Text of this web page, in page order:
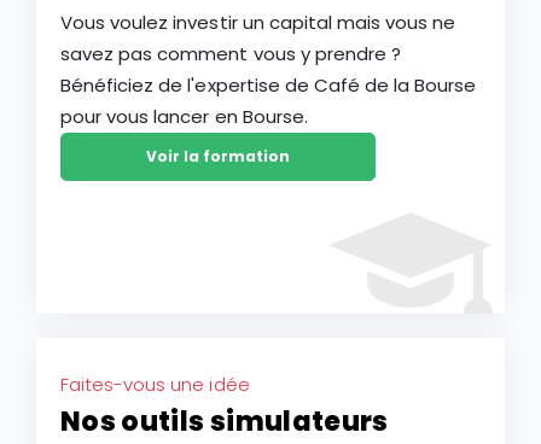
Vous voulez investir un capital mais vous ne
savez pas comment vous y prendre ?
Bénéficiez de l'expertise de Café de la Bourse
pour vous lancer en Bourse.
Voir la formation
Faites-vous une idée
Nos outils simulateurs